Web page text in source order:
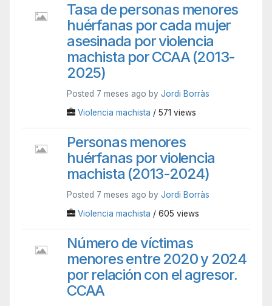
Tasa de personas menores
huérfanas por cada mujer
asesinada por violencia
machista por CCAA (2013-
2025)
Posted 7 meses ago by Jordi Borràs
Violencia machista / 571 views
Personas menores
huérfanas por violencia
machista (2013-2024)
Posted 7 meses ago by Jordi Borràs
Violencia machista / 605 views
Número de víctimas
menores entre 2020 y 2024
por relación con el agresor.
CCAA